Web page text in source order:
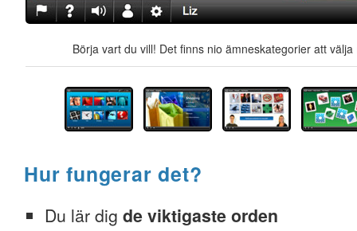
Börja vart du vill! Det finns nio ämneskategorier att
Hur fungerar det?
Du lär dig de viktigaste orden